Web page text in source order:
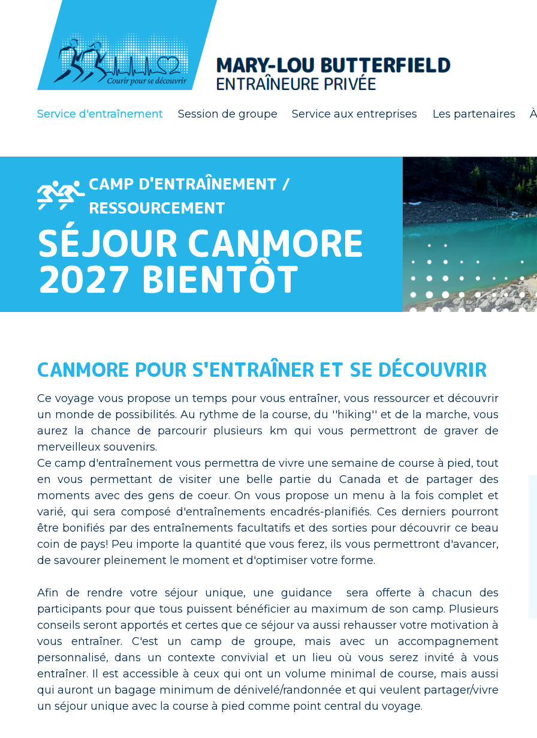
Service d'entraînement Session de groupe Service aux entreprises Les partenaires
CAMP D'ENTRAÎNEMENT /
RESSOURCEMENT
SÉJOUR CANMORE
2027 BIENTÔT
CANMORE POUR S'ENTRAÎNER ET SE DÉCOUVRIR
Ce voyage vous propose un temps pour vous entraîner, vous ressourcer et découvrir
un monde de possibilités. Au rythme de la course, du ''hiking'' et de la marche, vous
aurez la chance de parcourir plusieurs km qui vous permettront de graver de
merveilleux souvenirs.
Ce camp d'entraînement vous permettra de vivre une semaine de course à pied, tout
en vous permettant de visiter une belle partie du Canada et de partager des
moments avec des gens de coeur. On vous propose un menu à la fois complet et
varié, qui sera composé d'entraînements encadrés-planifiés. Ces derniers pourront
être bonifiés par des entraînements facultatifs et des sorties pour découvrir ce beau
coin de pays! Peu importe la quantité que vous ferez, ils vous permettront d'avancer,
de savourer pleinement le moment et d'optimiser votre forme.
Afin de rendre votre séjour unique, une guidance sera offerte à chacun des
participants pour que tous puissent bénéficier au maximum de son camp. Plusieurs
conseils seront apportés et certes que ce séjour va aussi rehausser votre motivation à
vous entraîner. C'est un camp de groupe, mais avec un accompagnement
personnalisé, dans un contexte convivial et un lieu où vous serez invité à vous
entraîner. Il est accessible à ceux qui ont un volume minimal de course, mais aussi
qui auront un bagage minimum de dénivelé/randonnée et qui veulent partager/vivre
un séjour unique avec la course à pied comme point central du voyage.